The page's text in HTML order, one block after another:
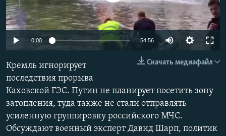
РАСПИСАНИЕ ВЕЩАНИЯ
ПОДПИШИТЕСЬ НА РАССЫЛКУ
Все сайты РСЕ/РС
360p
0:00 54:56
480p
1080p
Скачать медиафайл
Кремль игнорирует
последствия прорыва
Каховской ГЭС. Путин не планирует посетить зону
затопления, туда также не стали отправлять
усиленную группировку российского МЧС.
Обсуждают военный эксперт Давид Шарп, политик